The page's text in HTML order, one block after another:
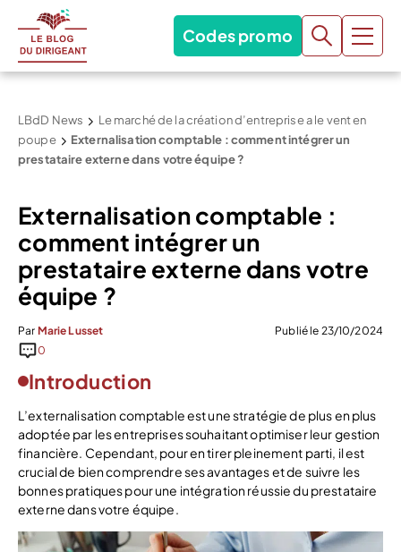
Codes promo
LBdD News
Le marché de la création d’entreprise a le vent en
poupe
Externalisation comptable : comment intégrer un
prestataire externe dans votre équipe ?
Externalisation comptable :
comment intégrer un
prestataire externe dans votre
équipe ?
Par Marie Lusset
Publié le 23/10/2024
0
Introduction
L’externalisation comptable est une stratégie de plus en plus
adoptée par les entreprises souhaitant optimiser leur gestion
financière. Cependant, pour en tirer pleinement parti, il est
crucial de bien comprendre ses avantages et de suivre les
bonnes pratiques pour une intégration réussie du prestataire
externe dans votre équipe.